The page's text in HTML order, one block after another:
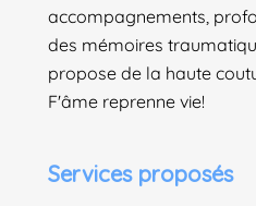
accompagnements,
des mémoires
propose de la haute
F'âme reprenne vie!
Services proposés